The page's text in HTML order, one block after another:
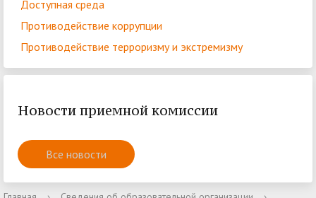
Доступная среда
Противодействие коррупции
Противодействие терроризму и экстремизму
Новости приемной комиссии
Все новости